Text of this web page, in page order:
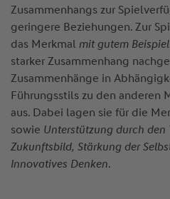
Zusammenhangs zur
geringere Beziehungen. Zur
das Merkmal mit gutem
starker Zusammenhang
Zusammenhänge in
Führungsstils zu den anderen
aus. Dabei lagen sie für die
sowie Unterstützung durch den
Zukunftsbild, Stärkung der
Innovatives Denken.